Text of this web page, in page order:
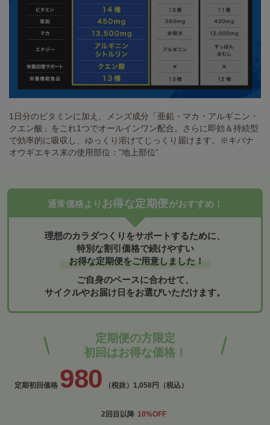
1日分のビタミンに加え、メンズ成分「亜鉛・マカ・アルギニン・
クエン酸」をこれ1つでオールインワン配合。さらに即効＆持続型
で効率的に吸収し、ゆっくり溶けてじっくり届けます。※キバナ
オウギエキス末の使用部位：”地上部位”
通常価格より お得な定期便がおすすめ！
理想のカラダつくりをサポートするために、
特別な割引価格で続けやすい
お得な定期便をご用意しました！
ご自身のペースに合わせて、
サイクルやお届け日をお選びいただけます。
定期便の方限定
初回はお得な価格！
定期初回価格 980 （税抜） 1,058円（税込）
2回目以降 10%OFF